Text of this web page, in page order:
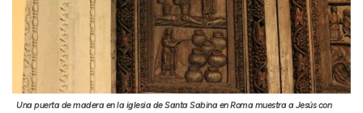
Una puerta de madera en la iglesia de Santa Sabina en Roma muestra a Jesús con